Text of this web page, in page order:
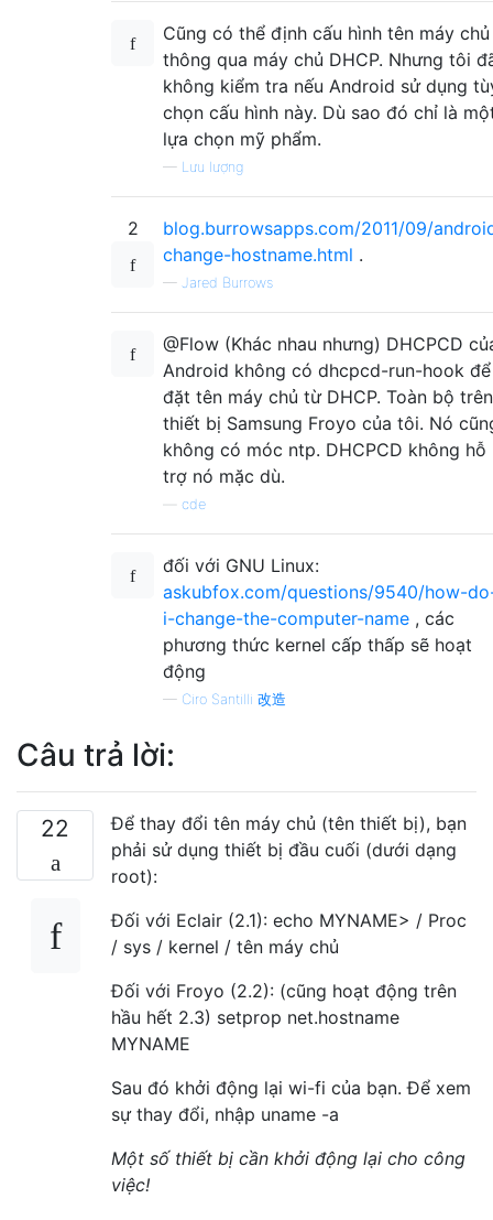
Cũng có thể định cấu hình tên máy chủ
thông qua máy chủ DHCP. Nhưng tôi
không kiểm tra nếu Android sử dụng
chọn cấu hình này. Dù sao đó chỉ là
lựa chọn mỹ phẩm.
— Lưu lượng
2
blog.burrowsapps.com/2011/09/
change-hostname.html .
— Jared Burrows
@Flow (Khác nhau nhưng) DHCPCD
Android không có dhcpcd-run-hook để
đặt tên máy chủ từ DHCP. Toàn bộ trên
thiết bị Samsung Froyo của tôi. Nó
không có móc ntp. DHCPCD không hỗ
trợ nó mặc dù.
cde
đối với GNU Linux:
askubfox.com/questions/9540/how-
i-change-the-computer-name , các
phương thức kernel cấp thấp sẽ hoạt
động
— Ciro Santilli 改造
Câu trả lời:
22
Để thay đổi tên máy chủ (tên thiết bị), bạn
phải sử dụng thiết bị đầu cuối (dưới dạng
root):
Đối với Eclair (2.1): echo MYNAME> / Proc
/ sys / kernel / tên máy chủ
Đối với Froyo (2.2): (cũng hoạt động trên
hầu hết 2.3) setprop net.hostname
MYNAME
Sau đó khởi động lại wi-fi của bạn. Để xem
sự thay đổi, nhập uname -a
Một số thiết bị cần khởi động lại cho công
việc!